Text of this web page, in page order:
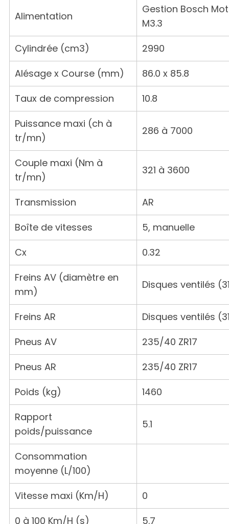
Alimentation
Gestion Bosch
M3.3
Cylindrée (cm3)
2990
Alésage x Course (mm)
86.0 x 85.8
Taux de compression
10.8
Puissance maxi (ch à
tr/mn)
286 à 7000
Couple maxi (Nm à
tr/mn)
321 à 3600
Transmission
AR
Boîte de vitesses
5, manuelle
Cx
0.32
Freins AV (diamètre en
mm)
Disques ventilés
Freins AR
Disques ventilés
Pneus AV
235/40 ZR17
Pneus AR
235/40 ZR17
Poids (kg)
1460
Rapport
poids/puissance
5.1
Consommation
moyenne (L/100)
Vitesse maxi (Km/H)
0
0 à 100 Km/H (s)
5.7